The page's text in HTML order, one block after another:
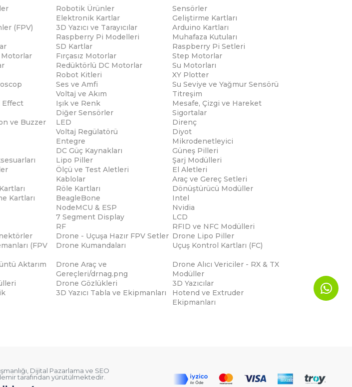
Robotik Ürünler
Sensörler
Elektronik Kartlar
Geliştirme Kartları
(FPV) 3D Yazıcı ve Tarayıcılar
Arduino Kartları
Raspberry Pi Modelleri
Muhafaza Kutuları
SD Kartlar
Raspberry Pi Setleri
Motorlar Fırçasız Motorlar
Step Motorlar
Redüktörlü DC Motorlar
Su Motorları
Robot Kitleri
XY Plotter
Ses ve Amfi
Su Seviye ve Yağmur Sensörü
Voltaj ve Akım
Titreşim
Effect Işık ve Renk
Mesafe, Çizgi ve Hareket
Diğer Sensörler
Sigortalar
ve Buzzer LED
Direnç
Voltaj Regülatörü
Diyot
Entegre
Mikrodenetleyici
DC Güç Kaynakları
Güneş Pilleri
Lipo Piller
Şarj Modülleri
Ölçü ve Test Aletleri
El Aletleri
Kablolar
Araç ve Gereç Setleri
Röle Kartları
Dönüştürücü Modüller
Kartları BeagleBone
Intel
NodeMCU & ESP
Nvidia
7 Segment Display
LCD
RF
RFID ve NFC Modülleri
Drone - Uçuşa Hazır FPV Setler Drone Lipo Piller
(FPV
Drone Kumandaları Uçuş Kontrol Kartları (FC)
Aktarım
Drone Araç ve
Gereçleri/drnag.png
Drone Alıcı Vericiler - RX & TX
Modüller
Drone Gözlükleri
3D Yazıcılar
3D Yazıcı Tabla ve Ekipmanları
Hotend ve Extruder
Ekipmanları
Dijital Pazarlama ve SEO
tarafından yürütülmektedir.